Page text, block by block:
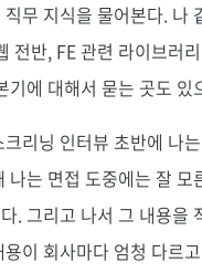
무 지식을 물어본다. 나
전반, FE 관련 라이브러
기에 대해서 묻는 곳도
크리닝 인터뷰 초반에 나
나는 면접 도중에는 잘
. 그리고 나서 그 내용을
용이 회사마다 엄청 다르